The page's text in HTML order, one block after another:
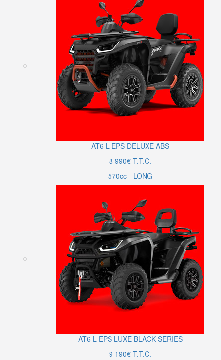
AT6 L EPS DELUXE ABS
8 990€ T.T.C.
570cc - LONG
AT6 L EPS LUXE BLACK SERIES
9 190€ T.T.C.